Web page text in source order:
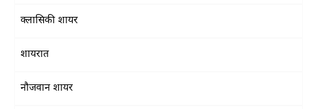
क्लासिकी शायर
शायरात
नौजवान शायर